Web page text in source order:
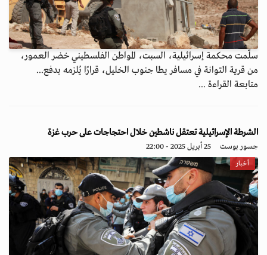
سلّمت محكمة إسرائيلية، السبت، المواطن الفلسطيني خضر العمور،
من قرية التوانة في مسافر يطا جنوب الخليل، قرارًا يُلزمه بدفع...
متابعة القراءة ...
الشرطة الإسرائيلية تعتقل ناشطين خلال احتجاجات على حرب غزة
جسور بوست 25 أبريل 2025 - 22:00
أخبار